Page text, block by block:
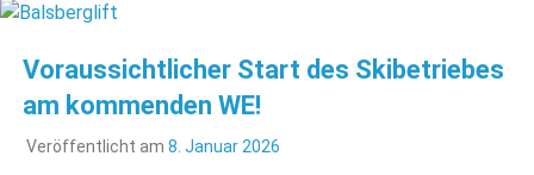
Voraussichtlicher Start des Skibetriebes
am kommenden WE!
Veröffentlicht am 8. Januar 2026